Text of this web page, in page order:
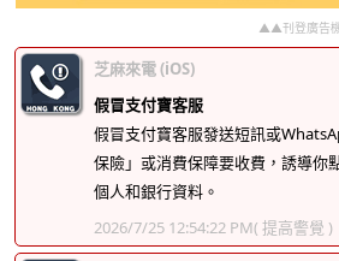
▲▲刊登廣告
芝麻來電 (iOS)
假冒支付寶客服
假冒支付寶客服發送短訊或
保險」或消費保障要收費，誘導你
個人和銀行資料。
2026/7/25 12:54:22 PM( 提高警覺 )